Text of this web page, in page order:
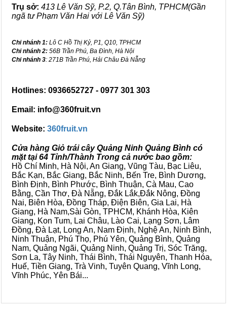
Trụ sở: 413 Lê Văn Sỹ, P.2, Q.Tân Bình, TPHCM(Gần
ngã tư Phạm Văn Hai với Lê Văn Sỹ)
Chi nhánh 1: Lô C Hồ Thị Kỷ, P1, Q10, TPHCM
Chi nhánh 2: 56B Trần Phú, Ba Đình, Hà Nội
Chi nhánh 3: 271B Trần Phú, Hải Châu Đà Nẵng
Hotlines: 0936652727 - 0977 301 303
Email: info@360fruit.vn
Website: 360fruit.vn
Cửa hàng Giỏ trái cây Quảng Ninh Quảng Bình có
mặt tại 64 Tỉnh/Thành Trong cả nước bao gồm:
Hồ Chí Minh, Hà Nội, An Giang, Vũng Tàu, Bạc Liêu,
Bắc Kạn, Bắc Giang, Bắc Ninh, Bến Tre, Bình Dương,
Bình Định, Bình Phước, Bình Thuận, Cà Mau, Cao
Bằng, Cần Thơ, Đà Nẵng, Đắk Lắk,Đắk Nông, Đồng
Nai, Biên Hòa, Đồng Tháp, Điện Biên, Gia Lai, Hà
Giang, Hà Nam,Sài Gòn, TPHCM, Khánh Hòa, Kiên
Giang, Kon Tum, Lai Châu, Lào Cai, Lạng Sơn, Lâm
Đồng, Đà Lạt, Long An, Nam Định, Nghệ An, Ninh Bình,
Ninh Thuận, Phú Thọ, Phú Yên, Quảng Bình, Quảng
Nam, Quảng Ngãi, Quảng Ninh, Quảng Trị, Sóc Trăng,
Sơn La, Tây Ninh, Thái Bình, Thái Nguyên, Thanh Hóa,
Huế, Tiền Giang, Trà Vinh, Tuyên Quang, Vĩnh Long,
Vĩnh Phúc, Yên Bái...